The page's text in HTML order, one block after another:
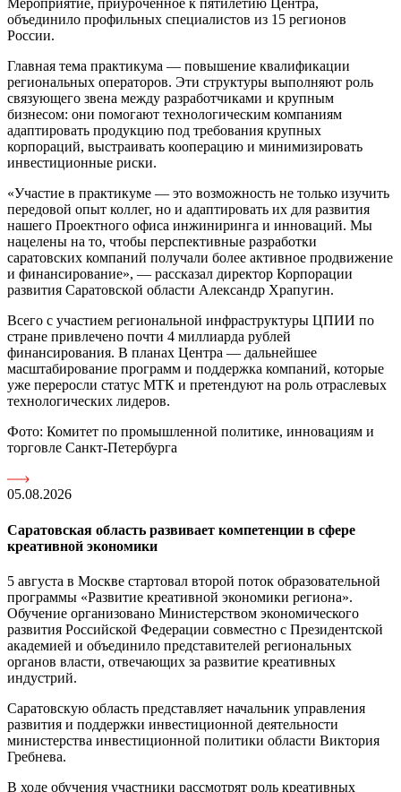
Мероприятие, приуроченное к пятилетию Центра,
объединило профильных специалистов из 15 регионов
России.
Главная тема практикума — повышение квалификации
региональных операторов. Эти структуры выполняют роль
связующего звена между разработчиками и крупным
бизнесом: они помогают технологическим компаниям
адаптировать продукцию под требования крупных
корпораций, выстраивать кооперацию и минимизировать
инвестиционные риски.
«Участие в практикуме — это возможность не только изучить
передовой опыт коллег, но и адаптировать их для развития
нашего Проектного офиса инжиниринга и инноваций. Мы
нацелены на то, чтобы перспективные разработки
саратовских компаний получали более активное продвижение
и финансирование», — рассказал директор Корпорации
развития Саратовской области Александр Храпугин.
Всего с участием региональной инфраструктуры ЦПИИ по
стране привлечено почти 4 миллиарда рублей
финансирования. В планах Центра — дальнейшее
масштабирование программ и поддержка компаний, которые
уже переросли статус МТК и претендуют на роль отраслевых
технологических лидеров.
Фото: Комитет по промышленной политике, инновациям и
торговле Санкт-Петербурга
05.08.2026
Саратовская область развивает компетенции в сфере
креативной экономики
5 августа в Москве стартовал второй поток образовательной
программы «Развитие креативной экономики региона».
Обучение организовано Министерством экономического
развития Российской Федерации совместно с Президентской
академией и объединило представителей региональных
органов власти, отвечающих за развитие креативных
индустрий.
Саратовскую область представляет начальник управления
развития и поддержки инвестиционной деятельности
министерства инвестиционной политики области Виктория
Гребнева.
В ходе обучения участники рассмотрят роль креативных